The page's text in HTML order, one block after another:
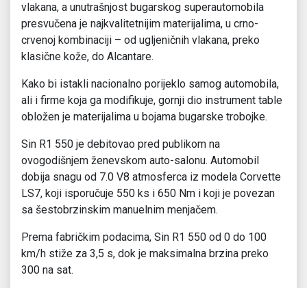
vlakana, a unutrašnjost bugarskog superautomobila
presvučena je najkvalitetnijim materijalima, u crno-
crvenoj kombinaciji – od ugljeničnih vlakana, preko
klasične kože, do Alcantare.
Kako bi istakli nacionalno porijeklo samog automobila,
ali i firme koja ga modifikuje, gornji dio instrument table
obložen je materijalima u bojama bugarske trobojke.
Sin R1 550 je debitovao pred publikom na
ovogodišnjem ženevskom auto-salonu. Automobil
dobija snagu od 7.0 V8 atmosferca iz modela Corvette
LS7, koji isporučuje 550 ks i 650 Nm i koji je povezan
sa šestobrzinskim manuelnim menjačem.
Prema fabričkim podacima, Sin R1 550 od 0 do 100
km/h stiže za 3,5 s, dok je maksimalna brzina preko
300 na sat.